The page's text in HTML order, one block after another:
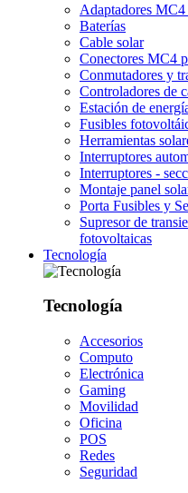
Adaptadores MC4
Baterías
Cable solar
Conectores MC4
Conmutadores y
Controladores de
Estación de
Fusibles
Herramientas
Interruptores
Interruptores -
Montaje panel
Porta Fusibles y
Supresor de
fotovoltaicas
Tecnología
Tecnología
Accesorios
Computo
Electrónica
Gaming
Movilidad
Oficina
POS
Redes
Seguridad